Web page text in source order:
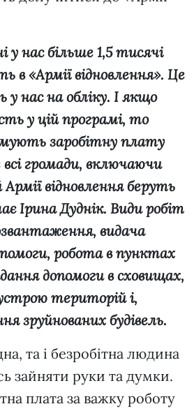
у нас більше 1,5 тисячі
в «Армії відновлення». Це
нас на обліку. І якщо
у цій програмі, то
заробітну плату
громади, включаючи
відновлення беруть
Ірина Дуднік. Види робіт
видача
робота в пунктах
допомоги в сховищах,
територій і,
зруйнованих будівель.
та і безробітна людина
зайняти руки та думки.
плата за важку роботу